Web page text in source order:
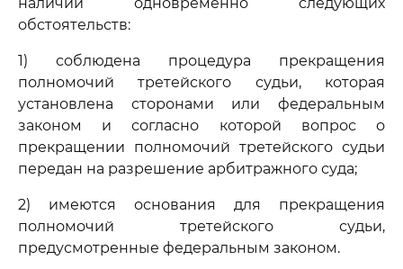
обстоятельств:
1) соблюдена процедура прекращения
полномочий третейского судьи, которая
установлена сторонами или федеральным
законом и согласно которой вопрос о
прекращении полномочий третейского судьи
передан на разрешение арбитражного суда;
2) имеются основания для прекращения
полномочий третейского судьи,
предусмотренные федеральным законом.